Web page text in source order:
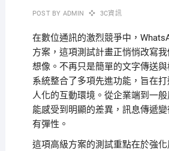
POST BY ADMIN 3C資訊
在數位通訊的激烈競爭中，
方案，這項測試計畫正悄悄改寫
想像。不再只是簡單的文字傳送
系統整合了多項先進功能，旨在
人化的互動環境。從企業端到一
能感受到明顯的差異，訊息傳遞
有彈性。
這項高級方案的測試重點在於強